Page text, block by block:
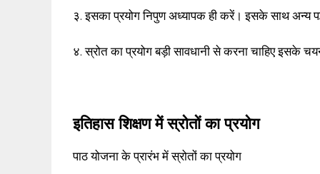
३. इसका प्रयोग निपुण अध्यापक ही करें। इसके साथ अन्य
४. स्रोत का प्रयोग बड़ी सावधानी से करना चाहिए इसके
इतिहास शिक्षण में स्रोतों का प्रयोग
पाठ योजना के प्रारंभ में स्रोतों का प्रयोग